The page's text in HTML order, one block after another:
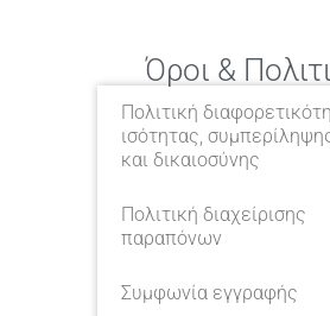
Όροι &
Πολιτική
ισότητας,
και δικαιοσύνης
Πολιτική διαχείρισης
παραπόνων
Συμφωνία εγγραφής